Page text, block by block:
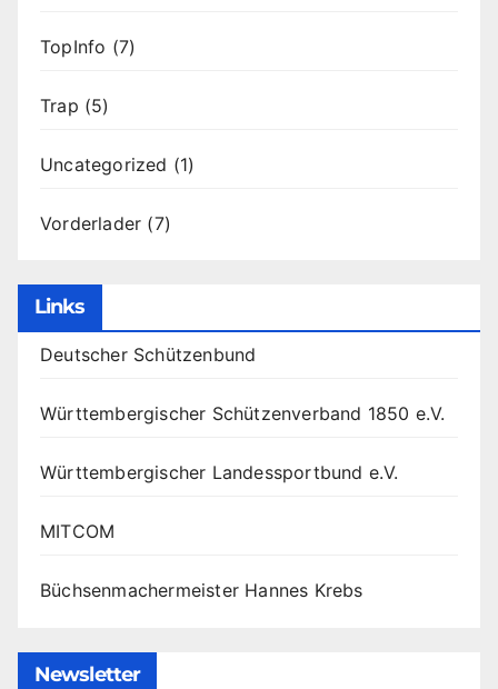
TopInfo (7)
Trap (5)
Uncategorized (1)
Vorderlader (7)
Links
Deutscher Schützenbund
Württembergischer Schützenverband 1850 e.V.
Württembergischer Landessportbund e.V.
MITCOM
Büchsenmachermeister Hannes Krebs
Newsletter